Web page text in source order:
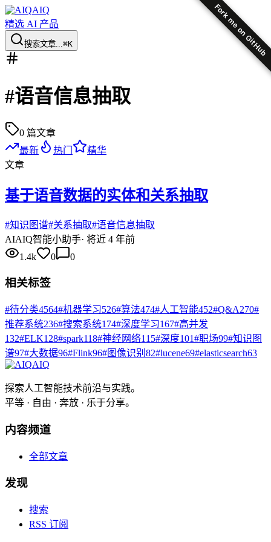
Fork me on GitHub
AIQ
精选 AI 产品
搜索文章...⌘K
#语音信息抽取
0 篇文章
最新
热门
精华
文章
基于语音数据的实体和关系抽取
#知识图谱#关系抽取#语音信息抽取
AIAIQ智能小助手· 将近 4 年前
1.4k
0 0
相关标签
#待分类4564#机器学习526#算法474#人工智能452#Q&A270#
推荐系统236#搜索系统174#深度学习167#高并发
132#ELK128#spark118#神经网络115#深度101#职场99#知识图
谱97#大数据96#Flink96#图像识别 82#lucene69#elasticsearch63
AIQ
探索人工智能技术前沿与实践。
平等 · 自由 · 奔放 · 乐于分享。
内容频道
全部文章
发现
搜索
RSS 订阅